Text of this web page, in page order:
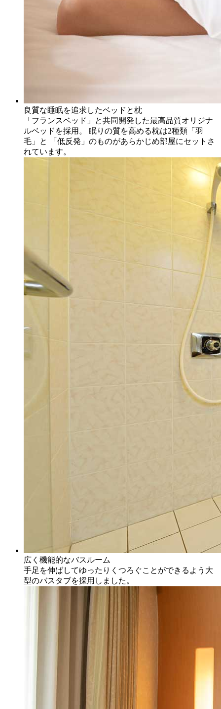
良質な睡眠を追求したベッドと枕
「フランスベッド」と共同開発した最高品質オリジナ
ルベッドを採用。 眠りの質を高める枕は2種類「羽
毛」と 「低反発」のものがあらかじめ部屋にセットさ
れています。
広く機能的なバスルーム
手足を伸ばしてゆったりくつろぐことができるよう大
型のバスタブを採用しました。